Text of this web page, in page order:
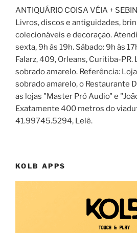
ANTIQUÁRIO COISA VÉIA +
Livros, discos e antiguidades,
colecionáveis e decoração.
sexta, 9h às 19h. Sábado: 9h às
Falarz, 409, Orleans, Curitiba-
sobrado amarelo. Referência:
sobrado amarelo, o Restaurante
as lojas "Master Pró Audio" e
Exatamente 400 metros do
41.99745.5294, Lelê.
KOLB APPS